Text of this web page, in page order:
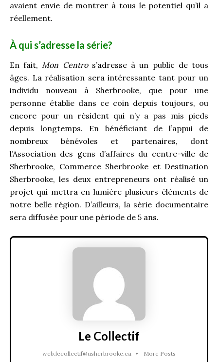
avaient envie de montrer à tous le potentiel qu’il a
réellement.
À qui s’adresse la série?
En fait,Mon Centros’adresse à un public de tous
âges. La réalisation sera intéressante tant pour un
individu nouveau à Sherbrooke, que pour une
personne établie dans ce coin depuis toujours, ou
encore pour un résident qui n’y a pas mis pieds
depuis longtemps. En bénéficiant de l’appui de
nombreux bénévoles et partenaires, dont
l’Association des gens d’affaires du centre-ville de
Sherbrooke, Commerce Sherbrooke et Destination
Sherbrooke, les deux entrepreneurs ont réalisé un
projet qui mettra en lumière plusieurs éléments de
notre belle région. D’ailleurs, la série documentaire
sera diffusée pour une période de 5 ans.
Le Collectif
web.lecollectif@usherbrooke.ca • More Posts